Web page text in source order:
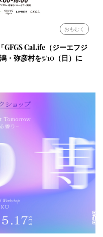
おもむく
GFGS CaLife（ジーエフジ
・弥彦村を5/10（日）に